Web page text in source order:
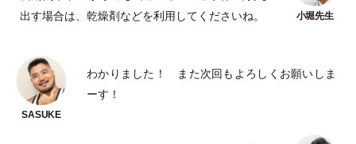
出す場合は、乾燥剤などを利用してくださいね。
わかりました！ また次回もよろしくお願いしま
ーす！